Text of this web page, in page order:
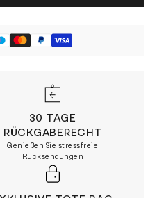
30 TAGE
RÜCKGABERECHT
Genießen Sie stressfreie
Rücksendungen